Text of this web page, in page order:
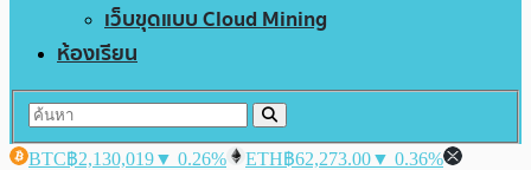
เว็บขุดแบบ Cloud Mining
ห้องเรียน
BTC฿2,130,019▼ 0.26% ETH฿62,273.00▼ 0.36%